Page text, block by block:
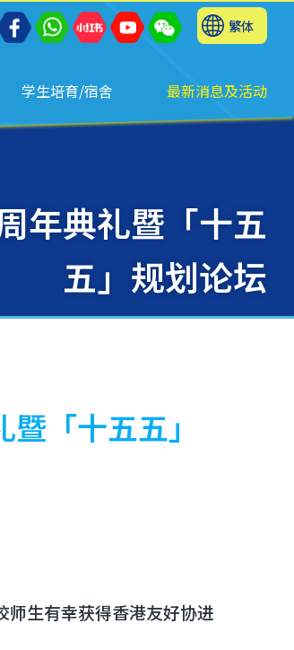
繁体
学生培育/宿舍 最新消息及活动
年典礼暨「十五
五」规划论坛
「十五五」
生有幸获得香港友好协进